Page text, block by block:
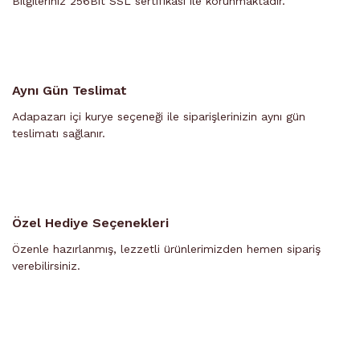
Aynı Gün Teslimat
Adapazarı içi kurye seçeneği ile siparişlerinizin aynı gün
teslimatı sağlanır.
Özel Hediye Seçenekleri
Özenle hazırlanmış, lezzetli ürünlerimizden hemen sipariş
verebilirsiniz.